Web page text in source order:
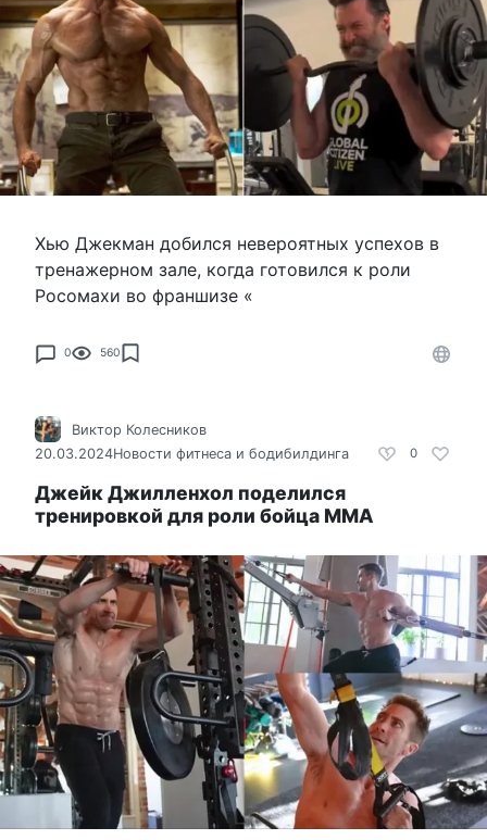
Хью Джекман добился невероятных успехов в
тренажерном зале, когда готовился к роли
Росомахи во франшизе «
0 560
0
Виктор Колесников
20.03.2024Новости фитнеса и бодибилдинга
Джейк Джилленхол поделился
тренировкой для роли бойца ММА